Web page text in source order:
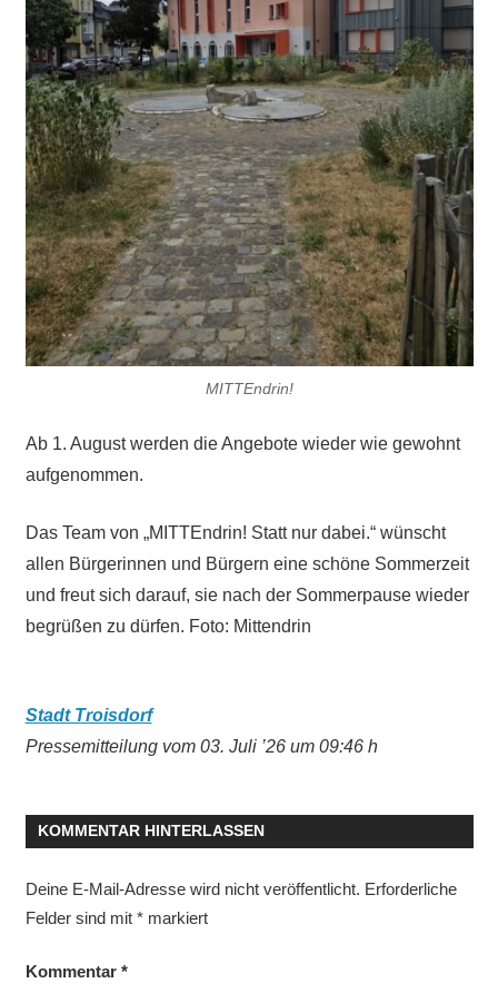
MITTEndrin!
Ab 1. August werden die Angebote wieder wie gewohnt
aufgenommen.
Das Team von „MITTEndrin! Statt nur dabei.“ wünscht
allen Bürgerinnen und Bürgern eine schöne Sommerzeit
und freut sich darauf, sie nach der Sommerpause wieder
begrüßen zu dürfen. Foto: Mittendrin
Stadt Troisdorf
Pressemitteilung vom 03. Juli ’26 um 09:46 h
KOMMENTAR HINTERLASSEN
Deine E-Mail-Adresse wird nicht veröffentlicht. Erforderliche
Felder sind mit *markiert
Kommentar *